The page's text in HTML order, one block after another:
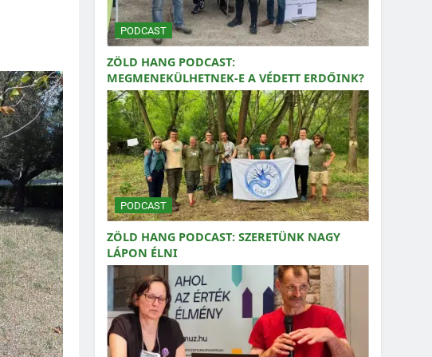
PODCAST
ZÖLD HANG PODCAST:
MEGMENEKÜLHETNEK-E A VÉDETT ERDŐINK?
PODCAST
ZÖLD HANG PODCAST: SZERETÜNK NAGY
LÁPON ÉLNI